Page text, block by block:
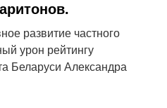
развитие частного
урон рейтингу
Беларуси Александра